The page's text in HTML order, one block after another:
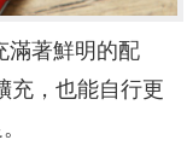
滿著鮮明的配
充，也能自行更